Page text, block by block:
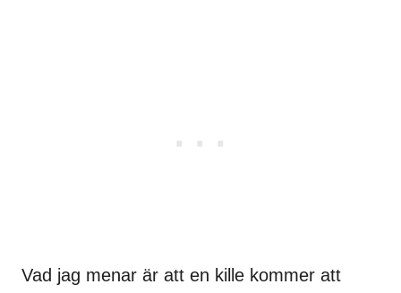
Vad jag menar är att en kille kommer att